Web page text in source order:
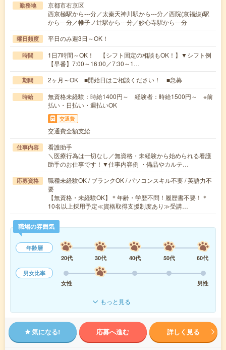
勤務地
京都市右京区
西京極駅から---分／太秦天神川駅から---分／西院(京福線)駅
から---分／帷子ノ辻駅から---分／妙心寺駅から---分
曜日頻度 平日のみ週3日～OK！
時間
1日7時間～OK！ 【シフト固定の相談もOK！】▼シフト例
【早番】7:00～16:00／7:30～1…
期間 2ヶ月～OK ■開始日はご相談ください！ ■急募
時給
無資格未経験：時給1400円～ 経験者：時給1500円～ ※前
払い・日払い・週払いOK
交通費
交通費全額支給
仕事内容
看護助手
＼医療行為は一切なし／無資格・未経験から始められる看護
助手のお仕事です！▼仕事内容例 ・備品やカルテ…
応募資格
職種未経験OK / ブランクOK / パソコンスキル不要 / 英語力不
要
【無資格・未経験OK】＊年齢・学歴不問！履歴書不要！＊
10名以上採用予定≪資格取得支援制度あり≫受講…
職場の雰囲気
年齢層
20代
30代 40代 50代
60代
男女比率
女性
男性
もっと見る
気になる! 応募へ進む 詳しく見る